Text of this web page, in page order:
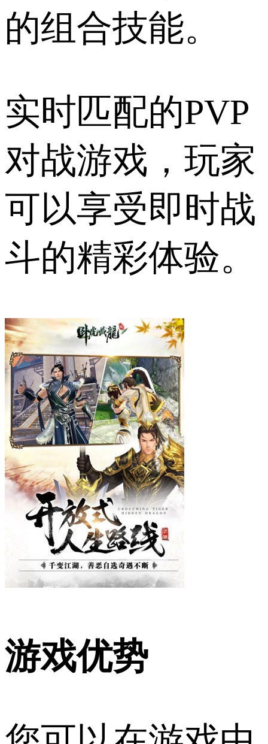
的组合技能。
实时匹配的PVP
对战游戏，玩家
可以享受即时战
斗的精彩体验。
游戏优势